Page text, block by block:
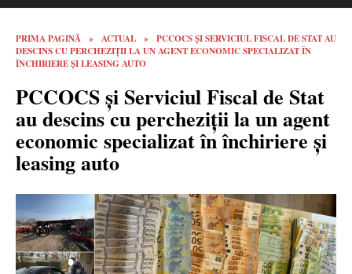
PRIMA PAGINĂ » ACTUAL »
PCCOCS ȘI SERVICIUL FISCAL DE STAT AU
DESCINS CU PERCHEZIȚII LA UN AGENT ECONOMIC SPECIALIZAT ÎN
ÎNCHIRIERE ȘI LEASING AUTO
PCCOCS și Serviciul Fiscal de Stat
au descins cu percheziții la un agent
economic specializat în închiriere și
leasing auto